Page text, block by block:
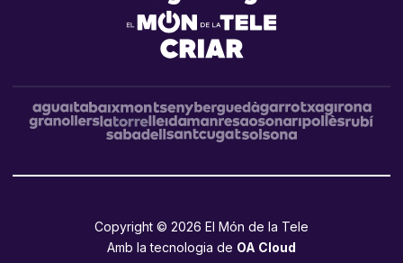
Copyright © 2026 El Món de la Tele
Amb la tecnologia de OA Cloud